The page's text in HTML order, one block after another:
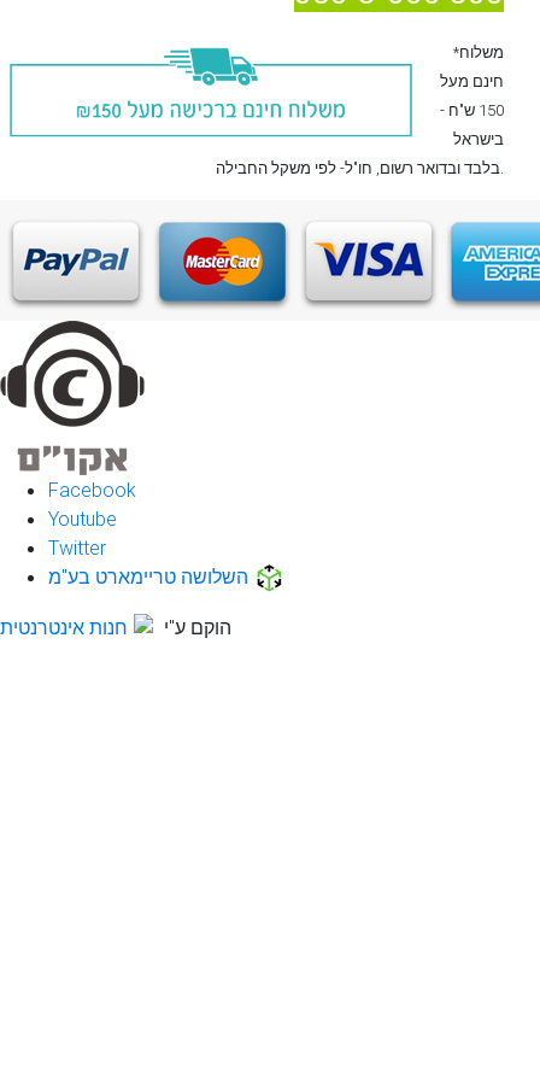
*משלוח
חינם מעל
150 ש"ח -
בישראל
בלבדובדואר רשום , חו"ל- לפי משקל החבילה.
Facebook
Youtube
Twitter
השלושה טריימארט בע"מ
הוקם ע"י חנות אינטרנטית